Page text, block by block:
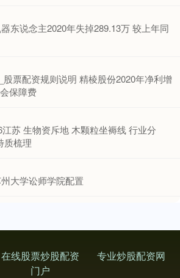
东说念主2020年失掉289.13万 较上年同
股票配资规则说明 精棱股份2020年净利增
保障费
苏 生物资斥地 木颗粒坐褥线 行业分
质梳理
大学讼师学院配置
在线股票炒股配资
门户
专业炒股配资网